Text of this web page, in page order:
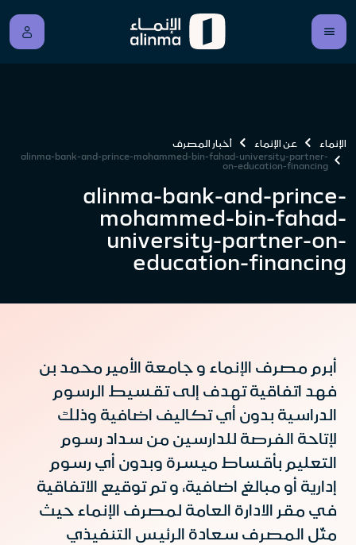
الإنماء عن الإنماء
أخبار المصرف
alinma-bank-and-prince-mohammed-bin-fahad-university-partner-
on-education-financing
alinma-bank-and-prince-
mohammed-bin-fahad-
university-partner-on-
education-financing
أبرم مصرف الإنماء و جامعة الأمير محمد بن
فهد اتفاقية تهدف إلى تقسيط الرسوم
الدراسية بدون أي تكاليف اضافية وذلك
لإتاحة الفرصة للدارسين من سداد رسوم
التعليم بأقساط ميسرة وبدون أي رسوم
إدارية أو مبالغ اضافية، و تم توقيع الاتفاقية
في مقر الادارة العامة لمصرف الإنماء حيث
مثّل المصرف سعادة الرئيس التنفيذي